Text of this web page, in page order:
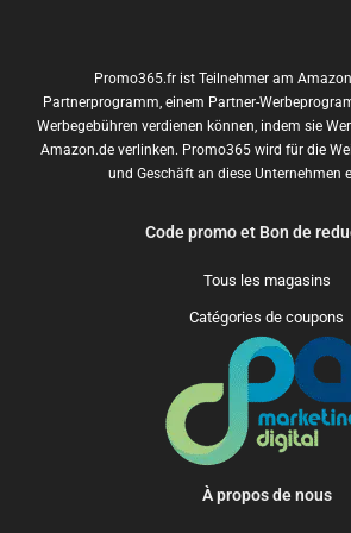
Promo365.fr ist Teilnehmer am Amazon
Partnerprogramm, einem Partner-
Werbegebühren verdienen können, indem sie
Amazon.de verlinken. Promo365 wird für die
und Geschäft an diese Unternehmen
Code promo et Bon de
Tous les magasins
Catégories de coupons
À propos de nous